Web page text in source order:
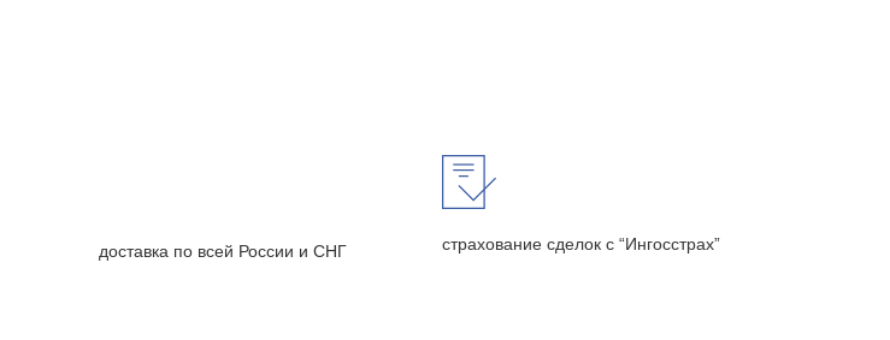
доставка по всей России и СНГ страхование сделок с “Ингосстрах”